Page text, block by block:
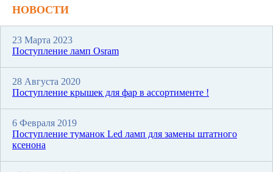
НОВОСТИ
23 Марта 2023
Поступление ламп Osram
28 Августа 2020
Поступление крышек для фар в ассортименте !
6 Февраля 2019
Поступление туманок Led ламп для замены штатного
ксенона